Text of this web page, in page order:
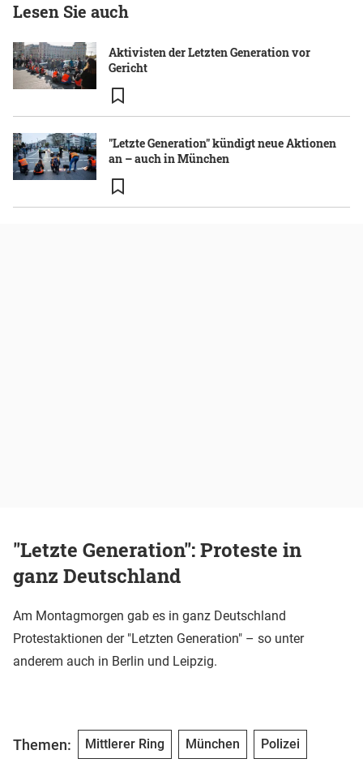
Lesen Sie auch
Aktivisten der Letzten Generation vor
Gericht
"Letzte Generation" kündigt neue Aktionen
an – auch in München
"Letzte Generation": Proteste in
ganz Deutschland
Am Montagmorgen gab es in ganz Deutschland
Protestaktionen der "Letzten Generation" – so unter
anderem auch in Berlin und Leipzig.
Themen: Mittlerer Ring München Polizei